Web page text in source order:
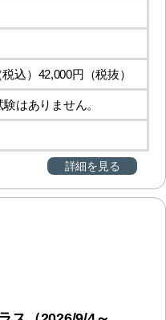
込）42,000円（税抜）
はありません。
詳細を見る